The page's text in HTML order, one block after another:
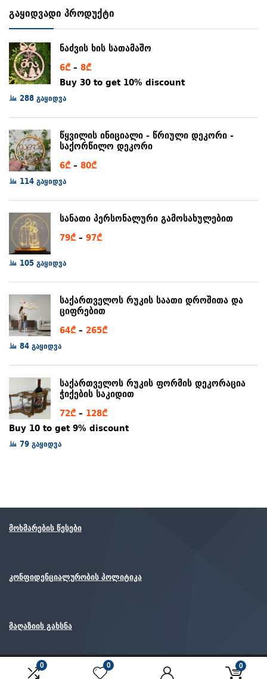
0 0 0
გაყიდვადი პროდუქტი
ნაძვის ხის სათამაშო
6₾ – 8₾Price
range:
Buy 30 to get 10% discount
288 გაყიდვა
წყვილის ინიციალი - წრიული დეკორი -
საქორწილო დეკორი
6₾ – 80₾Price
80₾
114 გაყიდვა
სანათი პერსონალური გამოსახულებით
79₾ – 97₾Price
through
97₾
105 გაყიდვა
საქართველოს რუკის საათი დროშითა და
ციფრებით
64₾ – 265₾Price
265₾
84 გაყიდვა
საქართველოს რუკის ფორმის დეკორაცია
ჭიქების საკიდით
72₾ – 128₾Price
range:
Buy 10 to get 9% discount
79 გაყიდვა
მოხმარების წესები
კონფიდენციალურობის პოლიტიკა
მაღაზიის გახსნა
© ყველა უფლება დაცულია.